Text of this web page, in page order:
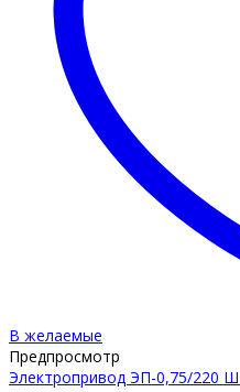
В желаемые
Предпросмотр
Электропривод ЭП-0,75/220